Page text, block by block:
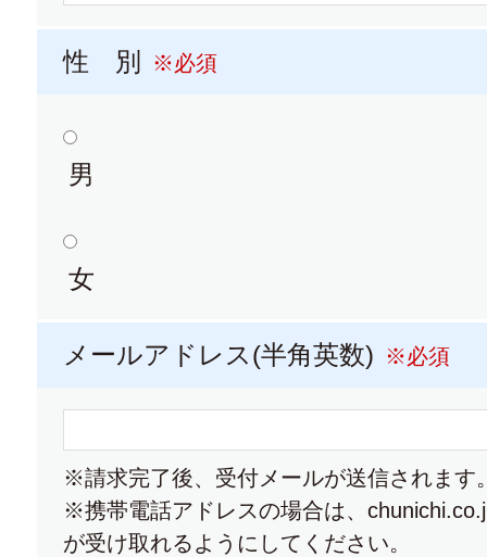
南山大学
大学パンフレット 大学
東海学院大学・東海学院大学短期大
大学パンフレット 大学
性 別 ※必須
男
女
メールアドレス(半角英数) ※必須
※請求完了後、受付メールが送信されます
※携帯電話アドレスの場合は、
が受け取れるようにしてください。